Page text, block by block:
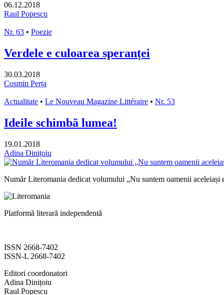
06.12.2018
Raul Popescu
Nr. 63 • Poezie
Verdele e culoarea speranței
30.03.2018
Cosmin Perța
Actualitate • Le Nouveau Magazine Littéraire • Nr. 53
Ideile schimbă lumea!
19.01.2018
Adina Dinițoiu
Număr Literomania dedicat volumului „Nu suntem oamenii
Platformă literară independentă
ISSN 2668-7402
ISSN-L 2668-7402
Editori coordonatori
Adina Dinițoiu
Raul Popescu